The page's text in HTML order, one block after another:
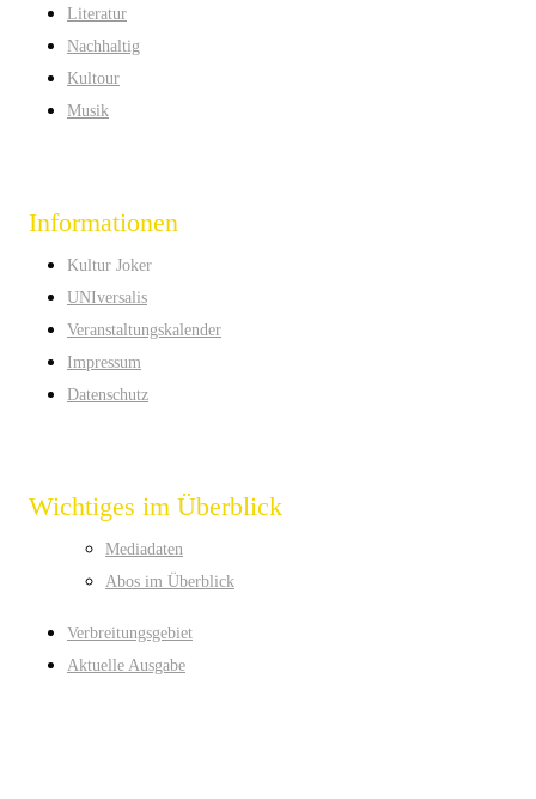
Literatur
Nachhaltig
Kultour
Musik
Informationen
Kultur Joker
UNIversalis
Veranstaltungskalender
Impressum
Datenschutz
Wichtiges im Überblick
Mediadaten
Abos im Überblick
Verbreitungsgebiet
Aktuelle Ausgabe